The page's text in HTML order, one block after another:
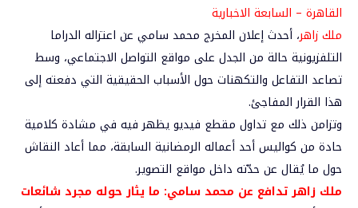
القاهرة – السابعة الاخبارية
ملك زاهر، أحدث إعلان المخرج محمد سامي عن اعتزاله الدراما
التلفزيونية حالة من الجدل على مواقع التواصل الاجتماعي، وسط
تصاعد التفاعل والتكهنات حول الأسباب الحقيقية التي دفعته إلى
هذا القرار المفاجئ.
وتزامن ذلك مع تداول مقطع فيديو يظهر فيه في مشادة كلامية
حادة من كواليس أحد أعماله الرمضانية السابقة، مما أعاد النقاش
حول ما يُقال عن حدّته داخل مواقع التصوير.
ملك زاهر تدافع عن محمد سامي: ما يثار حوله مجرد شائعات